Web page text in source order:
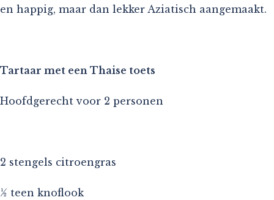
en happig, maar dan lekker Aziatisch aangemaakt.
Tartaar met een Thaise toets
Hoofdgerecht voor 2 personen
2 stengels citroengras
½ teen knoflook